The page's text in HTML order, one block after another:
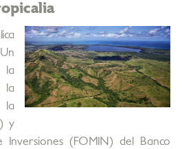
la
la
la
y
Inversiones (FOMIN) del Banco